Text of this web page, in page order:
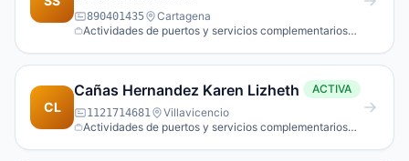
890401435
Cartagena
Actividades de puertos y servicios complementarios
CL
Cañas Hernandez Karen Lizheth ACTIVA
1121714681
Villavicencio
Actividades de puertos y servicios complementarios